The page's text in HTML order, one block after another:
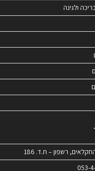
ולגינה
רשפון – ת.ד. 186